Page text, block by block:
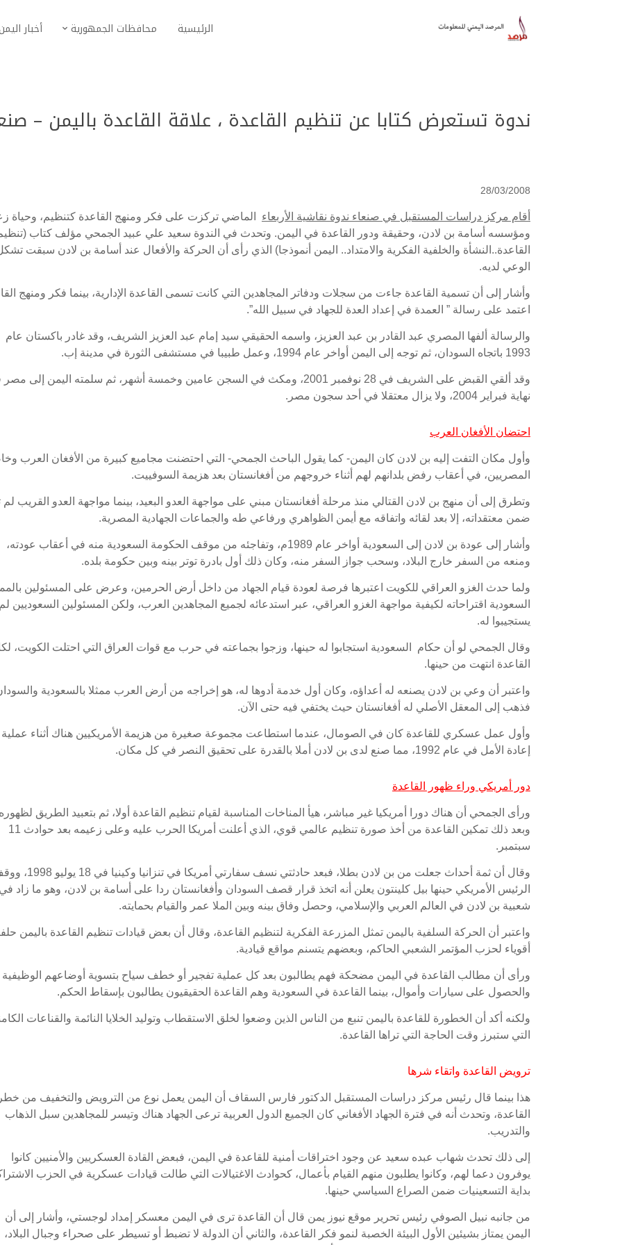
الرئيسية محافظات الجمهورية أخبار
ندوة تستعرض كتابا عن تنظيم القاعدة ، علاقة القاعدة باليمن –
28/03/2008
أقام مركز دراسات المستقبل في صنعاء ندوة نقاشية الأربعاء الماضي تركزت على فكر ومنهج القاعدة كتنظيم، وحياة
ومؤسسه أسامة بن لادن، وحقيقة ودور القاعدة في اليمن. وتحدث في الندوة سعيد علي عبيد الجمحي مؤلف كتاب
القاعدة..النشأة والخلفية الفكرية والامتداد.. اليمن أنموذجا) الذي رأى أن الحركة والأفعال عند أسامة بن لادن سبقت
الوعي لديه.
وأشار إلى أن تسمية القاعدة جاءت من سجلات ودفاتر المجاهدين التي كانت تسمى القاعدة الإدارية، بينما فكر ومنهج
اعتمد على رسالة ” العمدة في إعداد العدة للجهاد في سبيل الله”.
والرسالة ألفها المصري عبد القادر بن عبد العزيز، واسمه الحقيقي سيد إمام عبد العزيز الشريف، وقد غادر باكستان عام
1993 باتجاه السودان، ثم توجه إلى اليمن أواخر عام 1994، وعمل طبيبا في مستشفى الثورة في مدينة إب.
وقد ألقي القبض على الشريف في 28 نوفمبر 2001، ومكث في السجن عامين وخمسة أشهر، ثم سلمته اليمن إلى
نهاية فبراير 2004، ولا يزال معتقلا في أحد سجون مصر.
احتضان الأفغان العرب
وأول مكان التفت إليه بن لادن كان اليمن- كما يقول الباحث الجمحي- التي احتضنت مجاميع كبيرة من الأفغان العرب
المصريين، في أعقاب رفض بلدانهم لهم أثناء خروجهم من أفغانستان بعد هزيمة السوفييت.
وتطرق إلى أن منهج بن لادن القتالي منذ مرحلة أفغانستان مبني على مواجهة العدو البعيد، بينما مواجهة العدو القريب
ضمن معتقداته، إلا بعد لقائه واتفاقه مع أيمن الظواهري ورفاعي طه والجماعات الجهادية المصرية.
وأشار إلى عودة بن لادن إلى السعودية أواخر عام 1989م، وتفاجئه من موقف الحكومة السعودية منه في أعقاب عودته،
ومنعه من السفر خارج البلاد، وسحب جواز السفر منه، وكان ذلك أول بادرة توتر بينه وبين حكومة بلده.
ولما حدث الغزو العراقي للكويت اعتبرها فرصة لعودة قيام الجهاد من داخل أرض الحرمين، وعرض على المسئولين
السعودية اقتراحاته لكيفية مواجهة الغزو العراقي، عبر استدعائه لجميع المجاهدين العرب، ولكن المسئولين السعوديين لم
يستجيبوا له.
وقال الجمحي لو أن حكام السعودية استجابوا له حينها، وزجوا بجماعته في حرب مع قوات العراق التي احتلت الكويت،
القاعدة انتهت من حينها.
واعتبر أن وعي بن لادن يصنعه له أعداؤه، وكان أول خدمة أدوها له، هو إخراجه من أرض العرب ممثلا بالسعودية
فذهب إلى المعقل الأصلي له أفغانستان حيث يختفي فيه حتى الآن.
وأول عمل عسكري للقاعدة كان في الصومال، عندما استطاعت مجموعة صغيرة من هزيمة الأمريكيين هناك أثناء عملية
إعادة الأمل في عام 1992، مما صنع لدى بن لادن أملا بالقدرة على تحقيق النصر في كل مكان.
دور أمريكي وراء ظهور القاعدة
ورأى الجمحي أن هناك دورا أمريكيا غير مباشر، هيأ المناخات المناسبة لقيام تنظيم القاعدة أولا، ثم بتعبيد الطريق
وبعد ذلك تمكين القاعدة من أخذ صورة تنظيم عالمي قوي، الذي أعلنت أمريكا الحرب عليه وعلى زعيمه بعد حوادث 11
سبتمبر.
وقال أن ثمة أحداث جعلت من بن لادن بطلا، فبعد حادثتي نسف سفارتي أمريكا في تنزانيا
الرئيس الأمريكي حينها بيل كلينتون يعلن أنه اتخذ قرار قصف السودان وأفغانستان ردا على أسامة بن لادن، وهو ما زاد في
شعبية بن لادن في العالم العربي والإسلامي، وحصل وفاق بينه وبين الملا عمر والقيام بحمايته.
واعتبر أن الحركة السلفية باليمن تمثل المزرعة الفكرية لتنظيم القاعدة، وقال أن بعض قيادات تنظيم القاعدة باليمن
أقوياء لحزب المؤتمر الشعبي الحاكم، وبعضهم يتسنم مواقع قيادية.
ورأى أن مطالب القاعدة في اليمن مضحكة فهم يطالبون بعد كل عملية تفجير أو خطف سياح بتسوية أوضاعهم الوظيفية
والحصول على سيارات وأموال، بينما القاعدة في السعودية وهم القاعدة الحقيقيون يطالبون بإسقاط الحكم.
ولكنه أكد أن الخطورة للقاعدة باليمن تنبع من الناس الذين وضعوا لخلق الاستقطاب وتوليد الخلايا النائمة والقناعات
التي ستبرز وقت الحاجة التي تراها القاعدة.
ترويض القاعدة واتقاء شرها
هذا بينما قال رئيس مركز دراسات المستقبل الدكتور فارس السقاف أن اليمن يعمل نوع من الترويض والتخفيف من خطر
القاعدة، وتحدث أنه في فترة الجهاد الأفغاني كان الجميع الدول العربية ترعى الجهاد هناك وتيسر للمجاهدين سبل الذهاب
والتدريب.
إلى ذلك تحدث شهاب عبده سعيد عن وجود اختراقات أمنية للقاعدة في اليمن، فبعض القادة العسكريين والأمنيين كانوا
يوفرون دعما لهم، وكانوا يطلبون منهم القيام بأعمال، كحوادث الاغتيالات التي طالت قيادات عسكرية في الحزب
بداية التسعينيات ضمن الصراع السياسي حينها.
من جانبه نبيل الصوفي رئيس تحرير موقع نيوز يمن قال أن القاعدة ترى في اليمن معسكر إمداد لوجستي، وأشار إلى أن
اليمن يمتاز بشيئين الأول البيئة الخصبة لنمو فكر القاعدة، والثاني أن الدولة لا تضبط أو تسيطر على صحراء وجبال البلاد،